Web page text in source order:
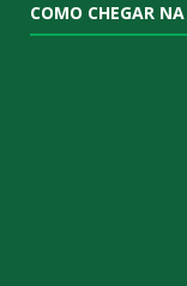
COMO CHEGAR